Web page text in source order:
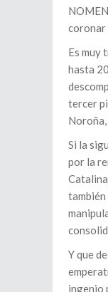
coronar
Es muy
hasta
tercer
Si la
por la
también
Y que
ingenio